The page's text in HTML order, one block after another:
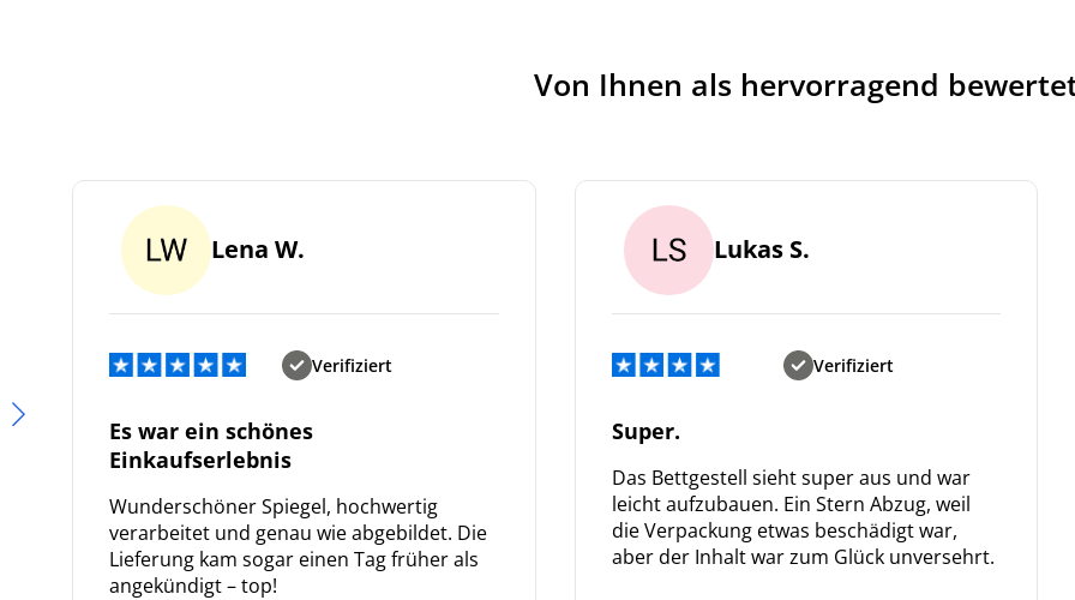
Von Ihnen als hervorragend
Lena W.
Verifiziert
Es war ein schönes
Einkaufserlebnis
Wunderschöner Spiegel, hochwertig
verarbeitet und genau wie abgebildet. Die
Lieferung kam sogar einen Tag früher als
angekündigt – top!
Lukas S.
Verifiziert
Super.
Das Bettgestell sieht super aus und war
leicht aufzubauen. Ein Stern Abzug, weil
die Verpackung etwas beschädigt war,
aber der Inhalt war zum Glück unversehrt.